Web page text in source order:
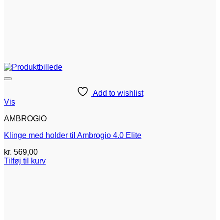
Add to wishlist
Vis
AMBROGIO
Klinge med holder til Ambrogio 4.0 Elite
kr. 569,00
Tilføj til kurv